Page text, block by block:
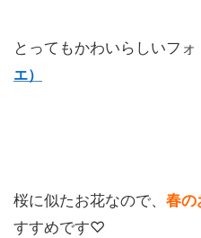
とってもかわいらしいフ
エ）
桜に似たお花なので、 春の
すすめです♡